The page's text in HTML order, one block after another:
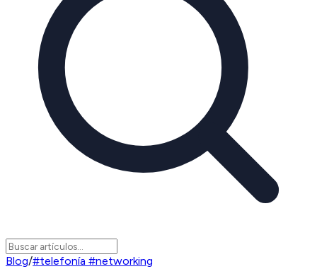
Blog/#telefonía #networking